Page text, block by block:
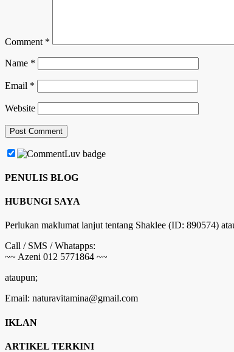
Comment *
Name *
Email *
Website
PENULIS BLOG
HUBUNGI SAYA
Perlukan maklumat lanjut tentang Shaklee (ID: 890574)
Call / SMS / Whatapps:
~~ Azeni 012 5771864 ~~
ataupun;
Email: naturavitamina@gmail.com
IKLAN
ARTIKEL TERKINI